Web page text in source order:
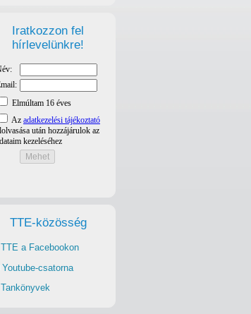
Iratkozzon fel
hírlevelünkre!
TTE-közösség
TTE a Facebookon
Youtube-csatorna
Tankönyvek